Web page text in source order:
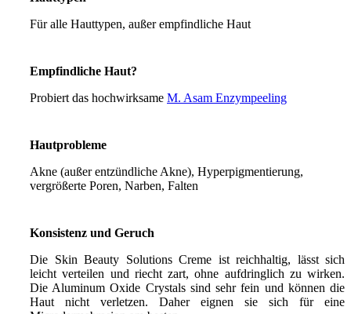
Für alle Hauttypen, außer empfindliche Haut
Empfindliche Haut?
Probiert das hochwirksame M. Asam Enzympeeling
Hautprobleme
Akne (außer entzündliche Akne), Hyperpigmentierung,
vergrößerte Poren, Narben, Falten
Konsistenz und Geruch
Die Skin Beauty Solutions Creme ist reichhaltig, lässt sich
leicht verteilen und riecht zart, ohne aufdringlich zu wirken.
Die Aluminum Oxide Crystals sind sehr fein und können die
Haut nicht verletzen. Daher eignen sie sich für eine